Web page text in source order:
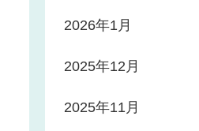
2026年1月
2025年12月
2025年11月